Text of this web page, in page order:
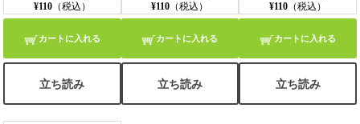
¥110（税込）
カートに入れる
立ち読み
¥110 （税込）
カートに入れる
立ち読み
¥110 （税込）
カートに入れる
立ち読み